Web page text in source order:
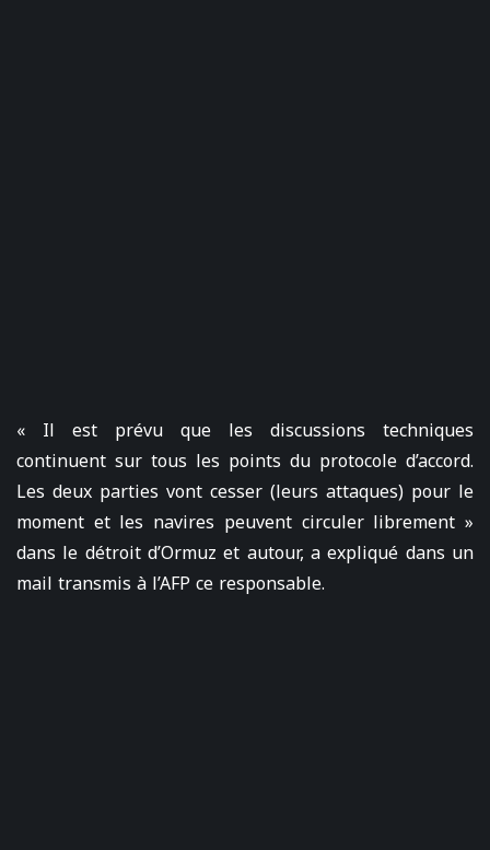
« Il est prévu que les discussions techniques
continuent sur tous les points du protocole d’accord.
Les deux parties vont cesser (leurs attaques) pour le
moment et les navires peuvent circuler librement »
dans le détroit d’Ormuz et autour, a expliqué dans un
mail transmis à l’AFP ce responsable.